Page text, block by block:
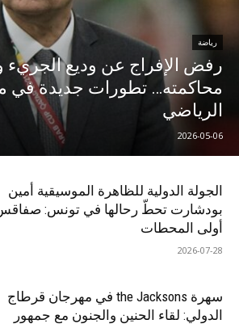
رياضة
رفض الإفراج عن وديع الجريء
محاكمته… تطورات جديدة في
الرياضي
2026-05-06
الجولة الدولية للظاهرة الموسيقية أمين
بودشارت تحطّ رحالها في تونس:
أولى المحطات
2026-07-28
سهرة the Jacksons في مهرجان قرطاج
الدولي: لقاء الحنين والجنون مع جمهور